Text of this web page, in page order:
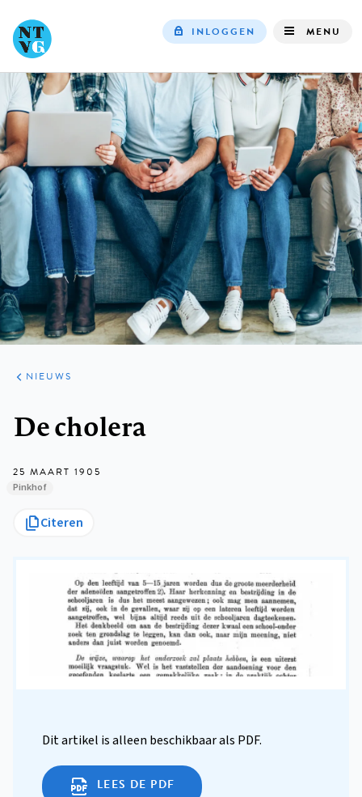
navigation
INLOGGEN MENU
ARTIKELEN
HET
KORT
NIEUWS
De cholera
25 MAART 1905
Pinkhof
Citeren
Dit artikel is alleen beschikbaar als PDF.
LEES DE PDF